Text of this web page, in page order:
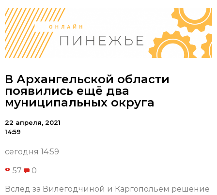
В Архангельской области
появились ещё два
муниципальных округа
22 апреля, 2021
14:59
сегодня 14:59
57 0
Вслед за Вилегодчиной и Каргопольем решение